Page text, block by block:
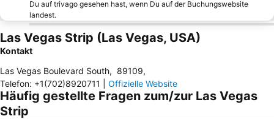
Du auf trivago gesehen hast, wenn Du auf der Buchungswebsite
landest.
Las Vegas Strip (Las Vegas, USA)
Kontakt
Las Vegas Boulevard South, 89109,
Telefon: +1(702)8920711 Offizielle Website
Häufig gestellte Fragen zum/zur Las Vegas
Strip